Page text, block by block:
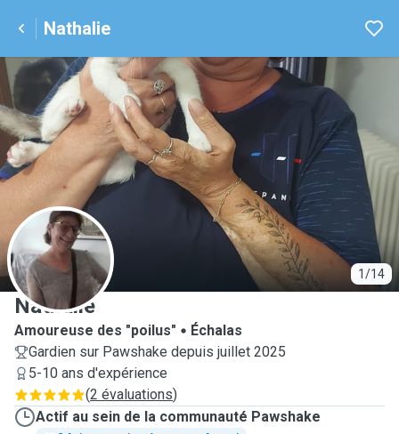
Nathalie
1/14
N
Nathalie
Amoureuse des "poilus"
Échalas
Gardien sur Pawshake depuis juillet 2025
5-10 ans d'expérience
(2 évaluations)
Actif au sein de la communauté Pawshake